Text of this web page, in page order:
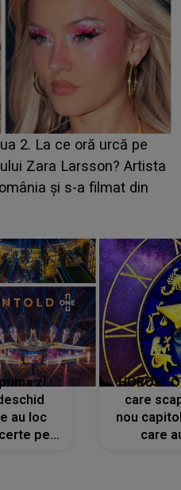
din "Casa Iubirii" l-a
CINE ESTE
Aflându-se în fața
IMEDIAT: "Am
zi.
au loc
pe
care
nou
care